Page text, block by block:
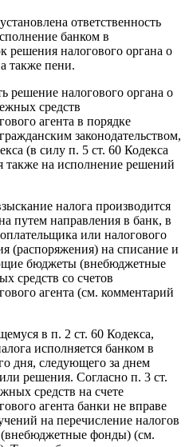
ответственность
банком в
решения налогового органа о
также пени.
решение налогового органа о
средств
агента в порядке
законодательством,
(в силу п. 5 ст. 60 Кодекса
также на исполнение решений
налога производится
путем направления в банк, в
или налогового
(распоряжения) на списание и
бюджеты (внебюджетные
средств со счетов
агента (см. комментарий
в п. 2 ст. 60 Кодекса,
исполняется банком в
дня, следующего за днем
решения. Согласно п. 3 ст.
средств на счете
агента банки не вправе
на перечисление налогов
фонды) (см.